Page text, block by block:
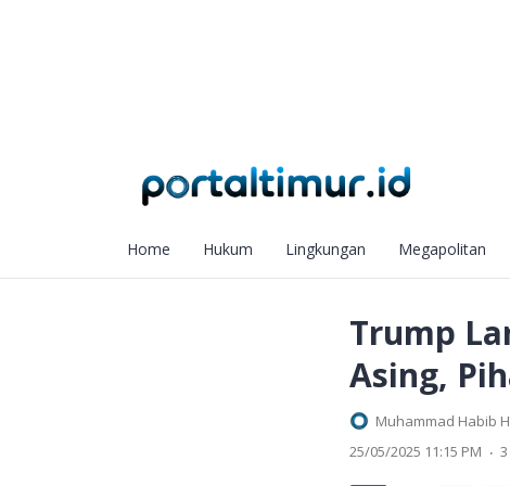
Home Hukum Lingkungan Megapolitan
Trump
Asing,
Muhammad Habib
25/05/2025 11:15 PM .